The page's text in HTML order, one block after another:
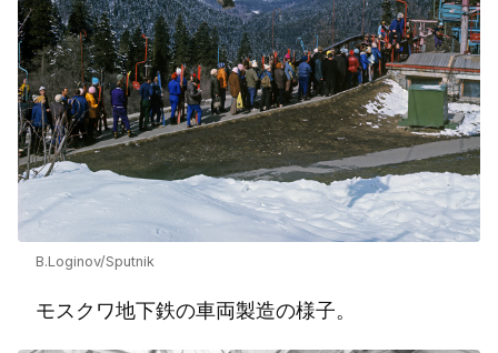
B.Loginov/Sputnik
モスクワ地下鉄の車両製造の様子。